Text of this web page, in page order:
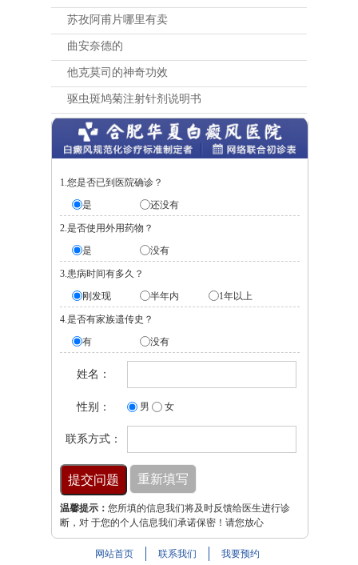
苏孜阿甫片哪里有卖
曲安奈德的
他克莫司的神奇功效
驱虫斑鸠菊注射针剂说明书
1.您是否已到医院确诊？
是
还没有
2.是否使用外用药物？
是
没有
3.患病时间有多久？
刚发现
半年内 1年以上
4.是否有家族遗传史？
有
没有
姓名：
性别： 男 女
联系方式：
温馨提示： 您所填的信息我们将及时反馈给医生进行诊
断，对 于您的个人信息我们承诺保密！请您放心
网站首页 联系我们 我要预约